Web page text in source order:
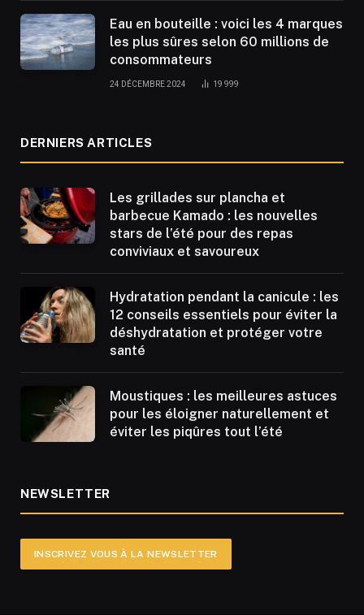
Eau en bouteille : voici les 4 marques
les plus sûres selon 60 millions de
consommateurs
24 DÉCEMBRE 2024 19 999
DERNIERS ARTICLES
Les grillades sur plancha et
barbecue Kamado : les nouvelles
stars de l’été pour des repas
conviviaux et savoureux
Hydratation pendant la canicule : les
12 conseils essentiels pour éviter la
déshydratation et protéger votre
santé
Moustiques : les meilleures astuces
pour les éloigner naturellement et
éviter les piqûres tout l’été
NEWSLETTER
INSCRIVEZ VOUS À LA NEWSLETTER